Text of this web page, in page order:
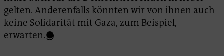
gelten. Anderenfalls könnten wir von ihnen auch
keine Solidarität mit Gaza, zum Beispiel,
erwarten.